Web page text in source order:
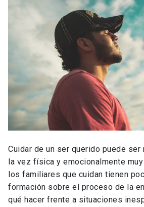
Cuidar de un ser querido puede ser
la vez física y emocionalmente
los familiares que cuidan tienen
formación sobre el proceso de la
qué hacer frente a situaciones